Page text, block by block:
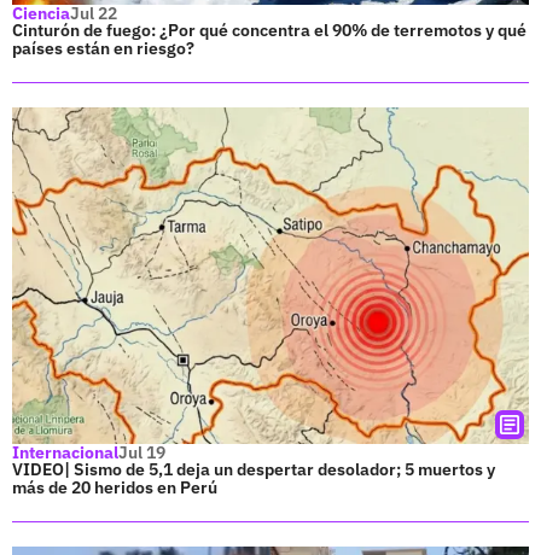
CienciaJul 22
Cinturón de fuego: ¿Por qué concentra el 90% de terremotos y qué
países están en riesgo?
InternacionalJul 19
VIDEO| Sismo de 5,1 deja un despertar desolador; 5 muertos y
más de 20 heridos en Perú